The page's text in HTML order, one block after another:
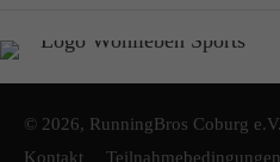
© 2026, RunningBros Coburg e.V.
Kontakt
Teilnahmebedingungen